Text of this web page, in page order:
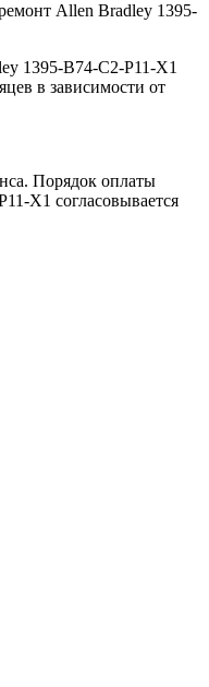
Allen Bradley 1395-
1395-B74-C2-P11-X1
в зависимости от
Порядок оплаты
X1 согласовывается